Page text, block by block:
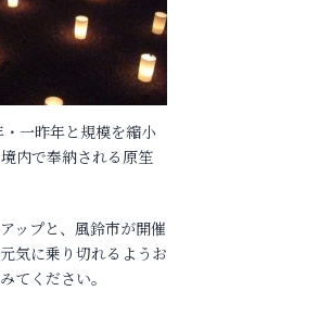
一昨年と規模を縮小
内で奉納される原笙
ップと、風鈴市が開催
気に乗り切れるようお
てください。